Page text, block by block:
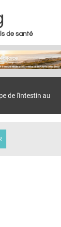
de santé
de l'intestin au